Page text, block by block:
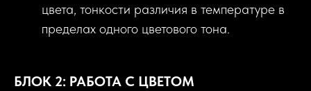
цвета, тонкости различия в температуре в
пределах одного цветового тона.
БЛОК 2: РАБОТА С ЦВЕТОМ